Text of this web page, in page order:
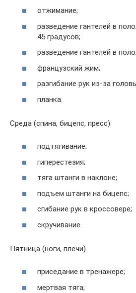
отжимание;
разведение гантелей в
45 градусов;
разведение гантелей в
французский жим;
разгибание рук из-за
планка.
Среда (спина, бицепс, пресс)
подтягивание;
гиперестезия;
тяга штанги в наклоне;
подъем штанги на бицепс;
сгибание рук в кроссовере;
скручивание.
Пятница (ноги, плечи)
приседание в тренажере;
мертвая тяга;